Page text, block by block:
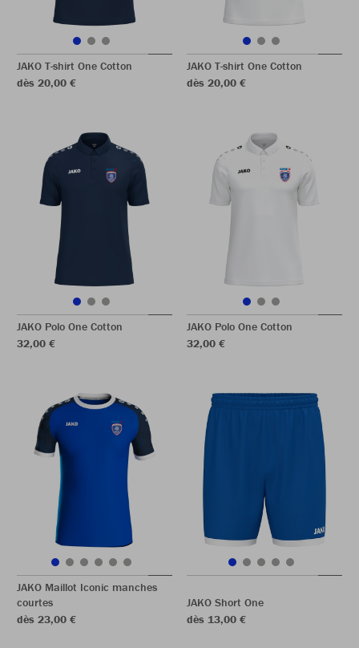
JAKO T-shirt One Cotton
dès 20,00 €
JAKO T-shirt One Cotton
dès 20,00 €
JAKO Polo One Cotton
32,00 €
JAKO Polo One Cotton
32,00 €
JAKO Maillot Iconic manches
courtes
dès 23,00 €
JAKO Short One
dès 13,00 €